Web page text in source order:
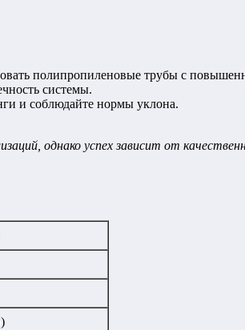
полипропиленовые трубы с
системы.
и соблюдайте нормы уклона.
однако успех зависит от